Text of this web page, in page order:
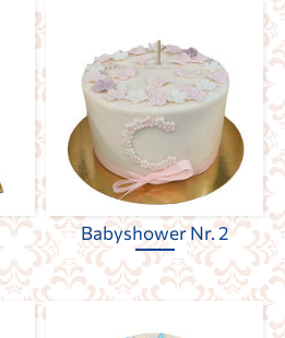
Babyshower Nr. 2